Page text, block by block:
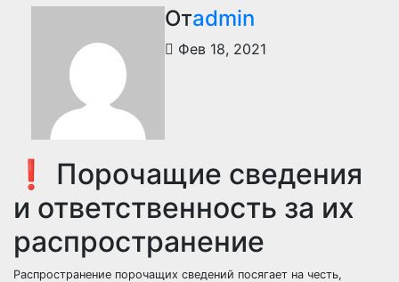
Отadmin
Фев 18, 2021
❗ Порочащие сведения
и ответственность за их
распространение
Распространение порочащих сведений посягает на честь,